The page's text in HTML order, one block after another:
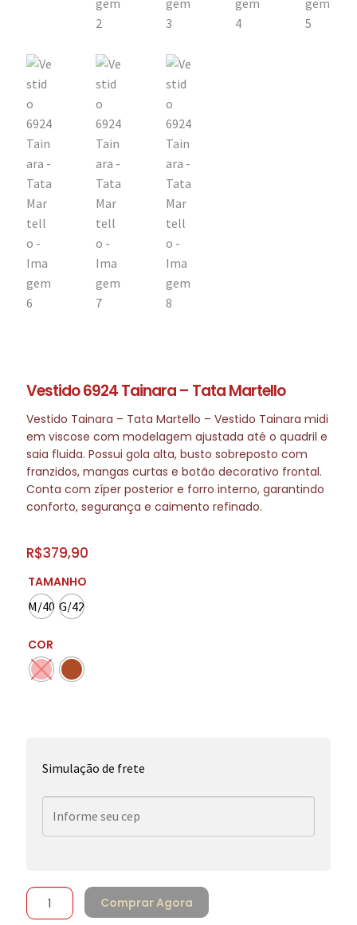
Vestido 6924 Tainara – Tata Martello
Vestido Tainara – Tata Martello – Vestido Tainara midi
em viscose com modelagem ajustada até o quadril e
saia fluida. Possui gola alta, busto sobreposto com
franzidos, mangas curtas e botão decorativo frontal.
Conta com zíper posterior e forro interno, garantindo
conforto, segurança e caimento refinado.
R$379,90
TAMANHO
M/40 G/42
COR
Simulação de frete
Comprar Agora